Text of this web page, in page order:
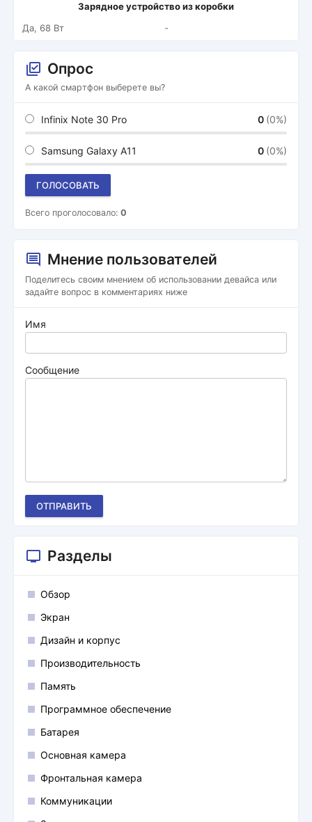
Зарядное устройство из коробки
Да, 68 Вт
-
Опрос
А какой смартфон выберете вы?
Infinix Note 30 Pro 0 (0%)
Samsung Galaxy A11 0 (0%)
ГОЛОСОВАТЬ
Всего проголосовало: 0
Мнение пользователей
Поделитесь своим мнением об использовании девайса или
задайте вопрос в комментариях ниже
Имя
Сообщение
ОТПРАВИТЬ
Разделы
Обзор
Экран
Дизайн и корпус
Производительность
Память
Программное обеспечение
Батарея
Основная камера
Фронтальная камера
Коммуникации